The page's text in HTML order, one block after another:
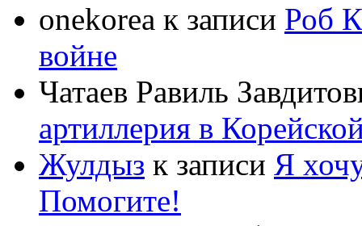
onekorea к записи Роб
войне
Чатаев Равиль
артиллерия в
Жулдыз к записи Я
Помогите!